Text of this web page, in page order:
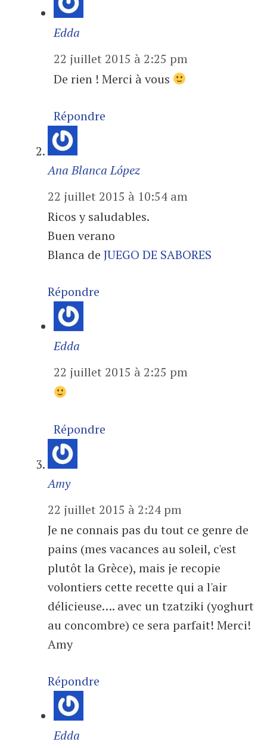
Edda
22 juillet 2015 à 2:25 pm
De rien ! Merci à vous
Répondre
Ana Blanca López
22 juillet 2015 à 10:54 am
Ricos y saludables.
Buen verano
Blanca de JUEGO DE SABORES
Répondre
Edda
22 juillet 2015 à 2:25 pm
Répondre
Amy
22 juillet 2015 à 2:24 pm
Je ne connais pas du tout ce genre de
pains (mes vacances au soleil, c'est
plutôt la Grèce), mais je recopie
volontiers cette recette qui a l'air
délicieuse…. avec un tzatziki (yoghurt
au concombre) ce sera parfait! Merci!
Amy
Répondre
Edda